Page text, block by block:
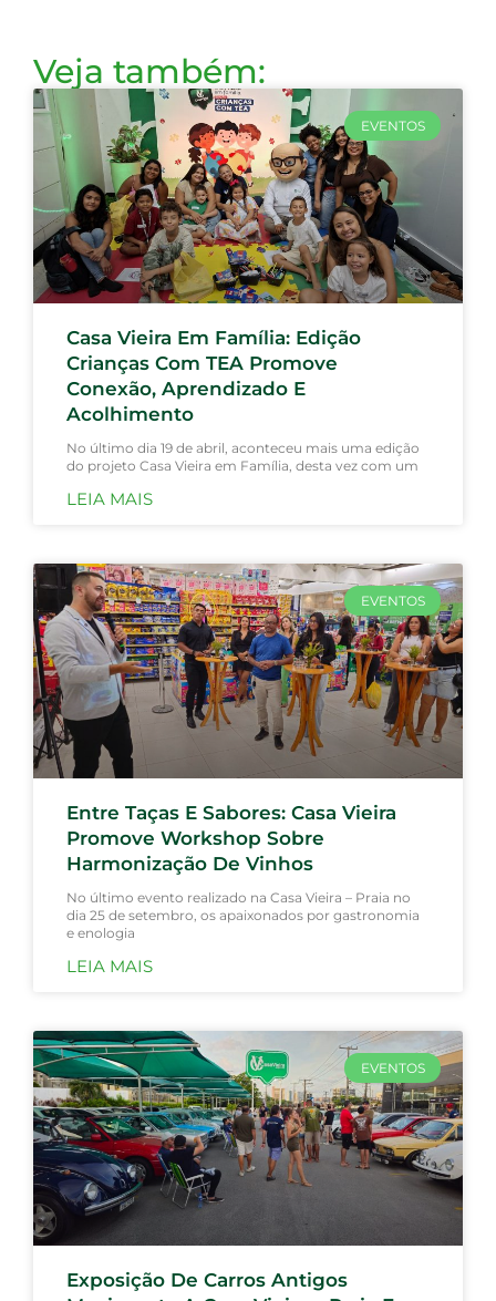
Veja também:
EVENTOS
Casa Vieira Em Família: Edição
Crianças Com TEA Promove
Conexão, Aprendizado E
Acolhimento
No último dia 19 de abril, aconteceu mais uma edição
do projeto Casa Vieira em Família, desta vez com um
LEIA MAIS
EVENTOS
Entre Taças E Sabores: Casa Vieira
Promove Workshop Sobre
Harmonização De Vinhos
No último evento realizado na Casa Vieira – Praia no
dia 25 de setembro, os apaixonados por gastronomia
e enologia
LEIA MAIS
EVENTOS
Exposição De Carros Antigos